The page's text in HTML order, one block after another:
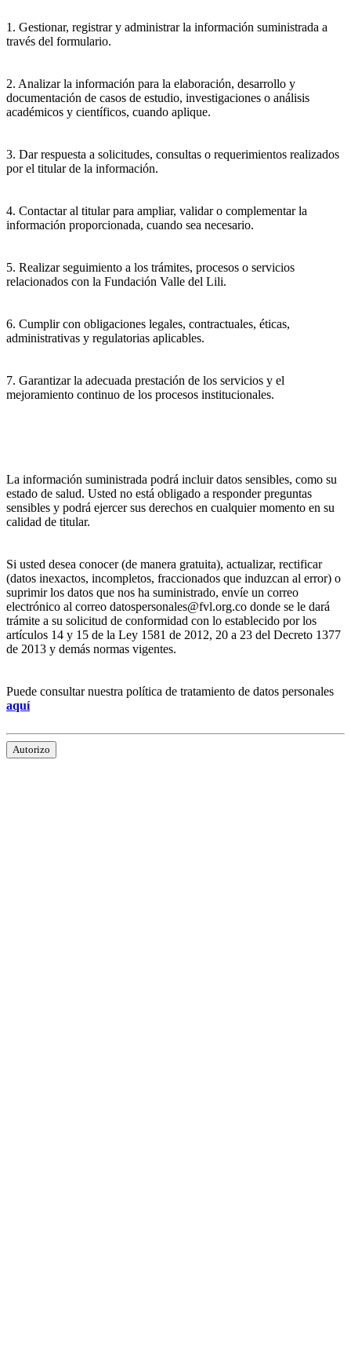
1. Gestionar, registrar y administrar la información suministrada a
través del formulario.
2. Analizar la información para la elaboración, desarrollo y
documentación de casos de estudio, investigaciones o análisis
académicos y científicos, cuando aplique.
3. Dar respuesta a solicitudes, consultas o requerimientos realizados
por el titular de la información.
4. Contactar al titular para ampliar, validar o complementar la
información proporcionada, cuando sea necesario.
5. Realizar seguimiento a los trámites, procesos o servicios
relacionados con la Fundación Valle del Lili.
6. Cumplir con obligaciones legales, contractuales, éticas,
administrativas y regulatorias aplicables.
7. Garantizar la adecuada prestación de los servicios y el
mejoramiento continuo de los procesos institucionales.
La información suministrada podrá incluir datos sensibles, como su
estado de salud. Usted no está obligado a responder preguntas
sensibles y podrá ejercer sus derechos en cualquier momento en su
calidad de titular.
Si usted desea conocer (de manera gratuita), actualizar, rectificar
(datos inexactos, incompletos, fraccionados que induzcan al error) o
suprimir los datos que nos ha suministrado, envíe un correo
electrónico al correo datospersonales@fvl.org.co donde se le dará
trámite a su solicitud de conformidad con lo establecido por los
artículos 14 y 15 de la Ley 1581 de 2012, 20 a 23 del Decreto 1377
de 2013 y demás normas vigentes.
Puede consultar nuestra política de tratamiento de datos personales
aquí
Autorizo